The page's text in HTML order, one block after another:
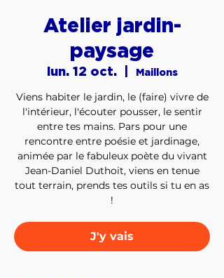
Atelier jardin-
paysage
lun. 12 oct.
  |
Maillons
Viens habiter le jardin, le (faire) vivre de
l'intérieur, l'écouter pousser, le sentir
entre tes mains. Pars pour une
rencontre entre poésie et jardinage,
animée par le fabuleux poète du vivant
Jean-Daniel Duthoit, viens en tenue
tout terrain, prends tes outils si tu en as
!
J'y vais